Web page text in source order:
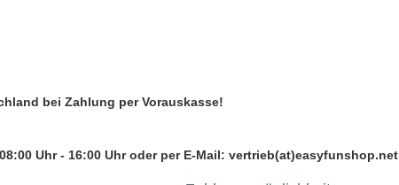
bei Zahlung per Vorauskasse!
Uhr - 16:00 Uhr oder per E-Mail: vertrieb(at)easyfunshop.net